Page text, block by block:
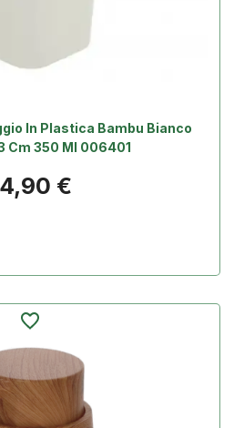
In Plastica Bambu Bianco
Cm 350 Ml 006401
€